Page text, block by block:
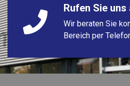
Rufen Sie uns
Wir beraten Sie
Bereich per